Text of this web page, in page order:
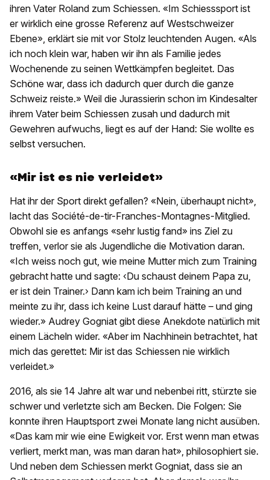
ihren Vater Roland zum Schiessen. «Im Schiesssport ist
er wirklich eine grosse Referenz auf Westschweizer
Ebene», erklärt sie mit vor Stolz leuchtenden Augen. «Als
ich noch klein war, haben wir ihn als Familie jedes
Wochenende zu seinen Wettkämpfen begleitet. Das
Schöne war, dass ich dadurch quer durch die ganze
Schweiz reiste.» Weil die Jurassierin schon im Kindesalter
ihrem Vater beim Schiessen zusah und dadurch mit
Gewehren aufwuchs, liegt es auf der Hand: Sie wollte es
selbst versuchen.
«Mir ist es nie verleidet»
Hat ihr der Sport direkt gefallen? «Nein, überhaupt nicht»,
lacht das Société-de-tir-Franches-Montagnes-Mitglied.
Obwohl sie es anfangs «sehr lustig fand» ins Ziel zu
treffen, verlor sie als Jugendliche die Motivation daran.
«Ich weiss noch gut, wie meine Mutter mich zum Training
gebracht hatte und sagte: ‹Du schaust deinem Papa zu,
er ist dein Trainer.› Dann kam ich beim Training an und
meinte zu ihr, dass ich keine Lust darauf hätte – und ging
wieder.» Audrey Gogniat gibt diese Anekdote natürlich mit
einem Lächeln wider. «Aber im Nachhinein betrachtet, hat
mich das gerettet: Mir ist das Schiessen nie wirklich
verleidet.»
2016, als sie 14 Jahre alt war und nebenbei ritt, stürzte sie
schwer und verletzte sich am Becken. Die Folgen: Sie
konnte ihren Hauptsport zwei Monate lang nicht ausüben.
«Das kam mir wie eine Ewigkeit vor. Erst wenn man etwas
verliert, merkt man, was man daran hat», philosophiert sie.
Und neben dem Schiessen merkt Gogniat, dass sie an